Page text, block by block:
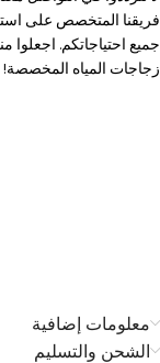
فريقنا المتخصص على
جميع احتياجاتكم.
زجاجات المياه المخصصة!
معلومات إضافية
الشحن والتسليم